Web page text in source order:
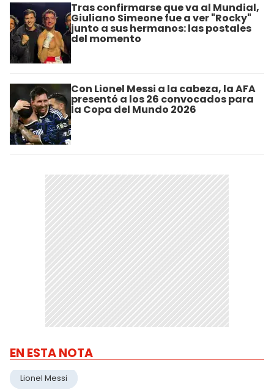
Tras confirmarse que va al Mundial,
Giuliano Simeone fue a ver "Rocky"
junto a sus hermanos: las postales
del momento
Con Lionel Messi a la cabeza, la AFA
presentó a los 26 convocados para
la Copa del Mundo 2026
EN ESTA NOTA
Lionel Messi